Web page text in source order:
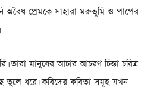
অবৈধ প্রেমকে সাহারা মরুভূমি ও পাপের
তারা মানুষের আচার আচরণ চিন্তা চরিত্র
তুলে ধরে। কবিদের কবিতা সমূহ যখন